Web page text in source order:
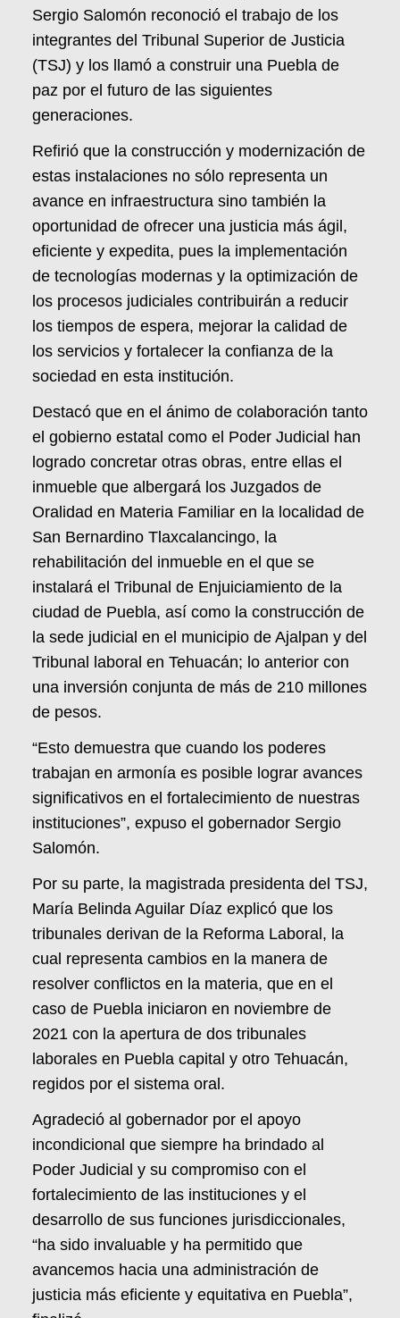
Sergio Salomón reconoció el trabajo de los
integrantes del Tribunal Superior de Justicia
(TSJ) y los llamó a construir una Puebla de
paz por el futuro de las siguientes
generaciones.
Refirió que la construcción y modernización de
estas instalaciones no sólo representa un
avance en infraestructura sino también la
oportunidad de ofrecer una justicia más ágil,
eficiente y expedita, pues la implementación
de tecnologías modernas y la optimización de
los procesos judiciales contribuirán a reducir
los tiempos de espera, mejorar la calidad de
los servicios y fortalecer la confianza de la
sociedad en esta institución.
Destacó que en el ánimo de colaboración tanto
el gobierno estatal como el Poder Judicial han
logrado concretar otras obras, entre ellas el
inmueble que albergará los Juzgados de
Oralidad en Materia Familiar en la localidad de
San Bernardino Tlaxcalancingo, la
rehabilitación del inmueble en el que se
instalará el Tribunal de Enjuiciamiento de la
ciudad de Puebla, así como la construcción de
la sede judicial en el municipio de Ajalpan y del
Tribunal laboral en Tehuacán; lo anterior con
una inversión conjunta de más de 210 millones
de pesos.
“Esto demuestra que cuando los poderes
trabajan en armonía es posible lograr avances
significativos en el fortalecimiento de nuestras
instituciones”, expuso el gobernador Sergio
Salomón.
Por su parte, la magistrada presidenta del TSJ,
María Belinda Aguilar Díaz explicó que los
tribunales derivan de la Reforma Laboral, la
cual representa cambios en la manera de
resolver conflictos en la materia, que en el
caso de Puebla iniciaron en noviembre de
2021 con la apertura de dos tribunales
laborales en Puebla capital y otro Tehuacán,
regidos por el sistema oral.
Agradeció al gobernador por el apoyo
incondicional que siempre ha brindado al
Poder Judicial y su compromiso con el
fortalecimiento de las instituciones y el
desarrollo de sus funciones jurisdiccionales,
“ha sido invaluable y ha permitido que
avancemos hacia una administración de
justicia más eficiente y equitativa en Puebla”,